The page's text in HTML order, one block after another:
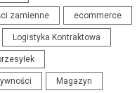
zamienne ecommerce
Logistyka Kontraktowa
Magazyn